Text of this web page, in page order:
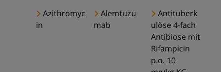
Azithromyc
in
Alemtuzu
mab
Antituberk
ulöse 4-fach
Antibiose mit
Rifampicin
p.o. 10